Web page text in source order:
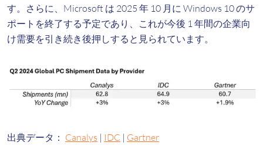
す。さらに、Microsoft は 2025 年 10 月に Windows 10 のサ
ポートを終了する予定であり、これが今後 1 年間の企業向
け需要を引き続き後押しすると見られています。
出典データ： Canalys | IDC | Gartner